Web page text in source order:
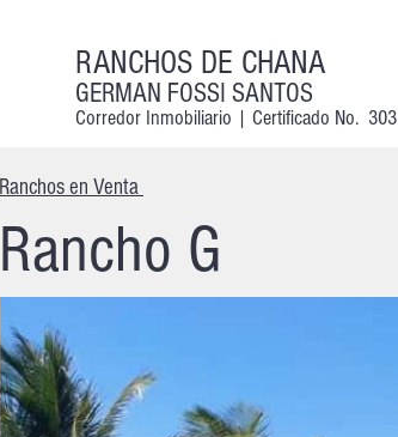
RANCHOS DE CHANA
GERMAN FOSSI SANTOS
Corredor Inmobiliario | Certificado No. 303
Ranchos en Venta
Rancho G